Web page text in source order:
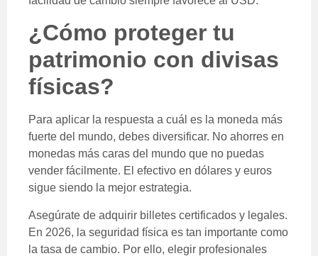
¿Cómo proteger tu
patrimonio con divisas
físicas?
Para aplicar la respuesta a cuál es la moneda más
fuerte del mundo, debes diversificar. No ahorres en
monedas más caras del mundo que no puedas
vender fácilmente. El efectivo en dólares y euros
sigue siendo la mejor estrategia.
Asegúrate de adquirir billetes certificados y legales.
En 2026, la seguridad física es tan importante como
la tasa de cambio. Por ello, elegir profesionales